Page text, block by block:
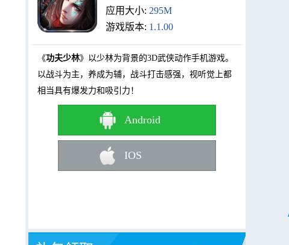
应用大小: 295M
游戏版本: 1.1.00
《功夫少林》以少林为背景的3D武侠动作手机游戏。
以战斗为主，养成为辅，战斗打击感强，视听觉上都
相当具有爆发力和吸引力！
Android
IOS